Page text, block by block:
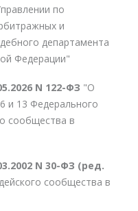
по
и
департамента
Федерации"
N 122-ФЗ "О
и 13 Федерального
сообщества в
N 30-ФЗ (ред.
сообщества в